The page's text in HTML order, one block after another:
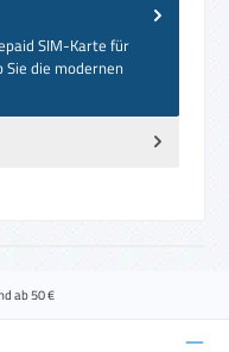
SIM-Karte für
Sie die modernen
ab 50 €